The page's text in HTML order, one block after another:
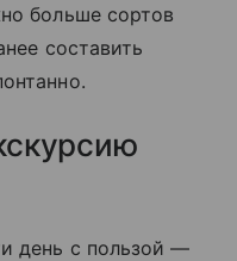
больше сортов
составить
день с пользой —